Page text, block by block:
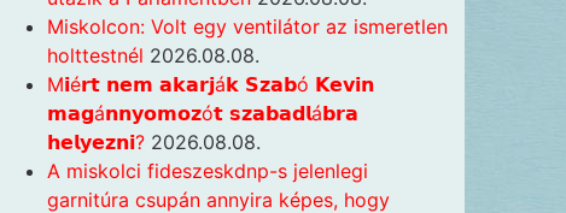
Miskolcon: Volt egy ventilátor az ismeretlen
holttestnél 2026.08.08.
M𝗶é𝗿𝘁 𝗻𝗲𝗺 𝗮𝗸𝗮𝗿𝗷á𝗸 𝗦𝘇𝗮𝗯ó 𝗞𝗲𝘃𝗶𝗻
𝗺𝗮𝗴á𝗻𝗻𝘆𝗼𝗺𝗼𝘇ó𝘁 𝘀𝘇𝗮𝗯𝗮𝗱𝗹á𝗯𝗿𝗮
𝗵𝗲𝗹𝘆𝗲𝘇𝗻𝗶? 2026.08.08.
A miskolci fideszeskdnp-s jelenlegi
garnitúra csupán annyira képes, hogy